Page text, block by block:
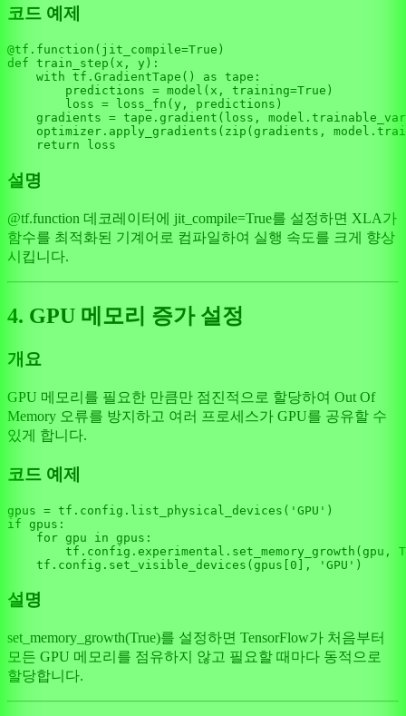
코드 예제
@tf.function( jit_compile=True )
def
train_step ( x, y ):
with tf.GradientTape() as tape:
        predictions = model(x, training=
True )
        loss = loss_fn(y, predictions)
gradients = tape.gradient(loss,
    optimizer.apply_gradients(
zip (gradients,
return
설명
@tf.function 데코레이터에 jit_compile=True를 설정하면 XLA가
함수를 최적화된 기계어로 컴파일하여 실행 속도를 크게 향상
시킵니다.
4. GPU 메모리 증가 설정
개요
GPU 메모리를 필요한 만큼만 점진적으로 할당하여 Out Of
Memory 오류를 방지하고 여러 프로세스가 GPU를 공유할 수
있게 합니다.
코드 예제
gpus = tf.config.list_physical_devices( 'GPU'
if gpus:
for gpu in gpus:
        tf.config.experimental.set_memory_growth(gpu,
    tf.config.set_visible_devices(gpus[
0 ], 'GPU'
설명
set_memory_growth(True)를 설정하면 TensorFlow가 처음부터
모든 GPU 메모리를 점유하지 않고 필요할 때마다 동적으로
할당합니다.